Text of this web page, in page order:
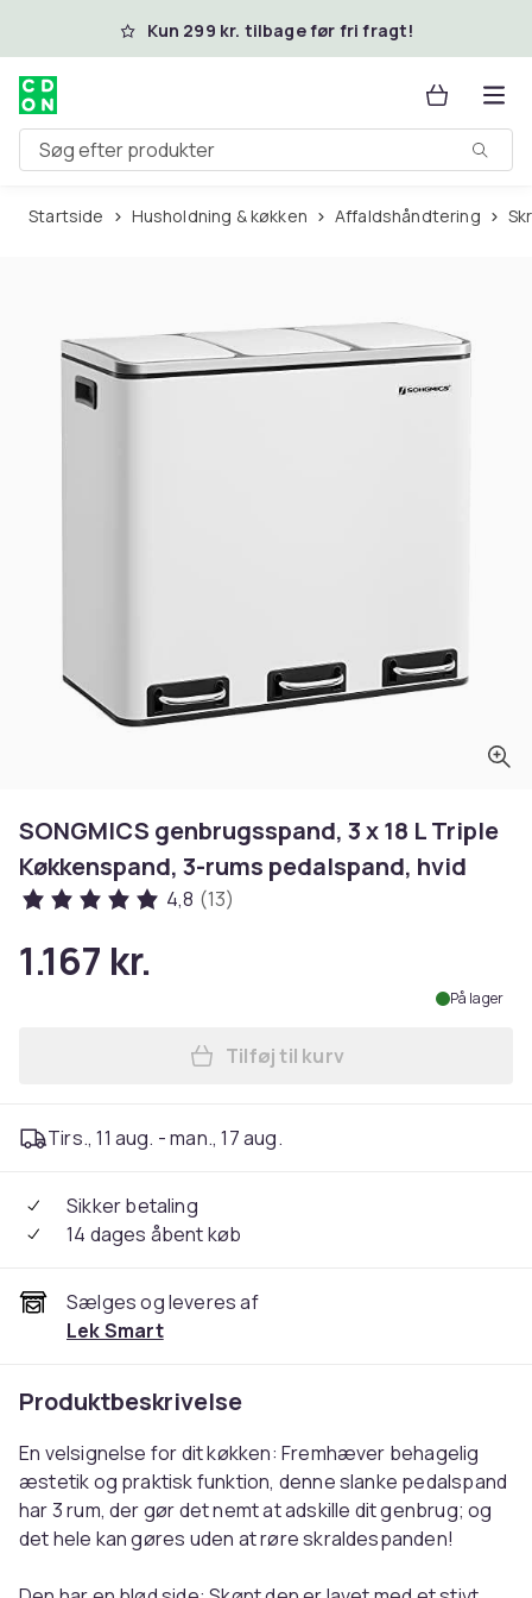
Spring til hovedindhold
Kun 299 kr. tilbage før fri fragt!
Søg efter produkter
Startside Husholdning & køkken Affaldshåndtering
SONGMICS genbrugsspand, 3 x 18 L Triple
Køkkenspand, 3-rums pedalspand, hvid
4,8 (13)
1.167 kr.
På lager
Læg SONGMICS
Tilføj til kurv
Tirs., 11 aug. - man., 17 aug.
Sikker betaling
14 dages åbent køb
Sælges og leveres af
Lek Smart
Produktbeskrivelse
En velsignelse for dit køkken: Fremhæver behagelig
æstetik og praktisk funktion, denne slanke pedalspand
har 3 rum, der gør det nemt at adskille dit genbrug; og
det hele kan gøres uden at røre skraldespanden!